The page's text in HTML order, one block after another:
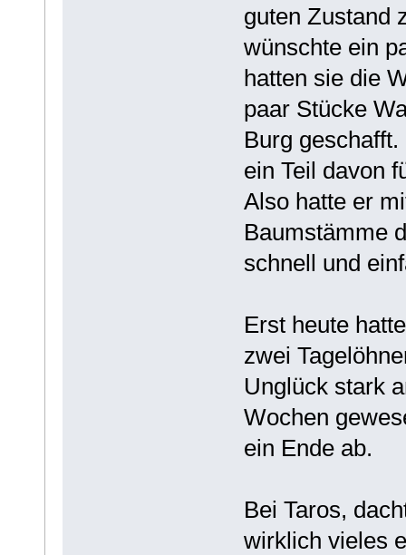
guten Zustand
wünschte ein
hatten sie die
paar Stücke
Burg
ein Teil davon
Also hatte er
Baumstämme
schnell und
Erst heute
zwei
Unglück stark
Wochen
ein Ende ab.
Bei Taros,
wirklich vieles